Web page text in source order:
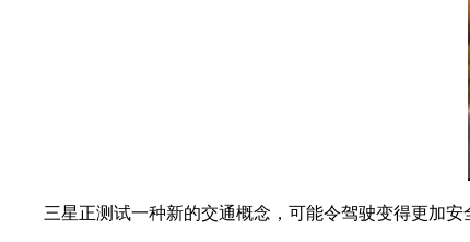
三星正测试一种新的交通概念，可能令驾驶变得更加安